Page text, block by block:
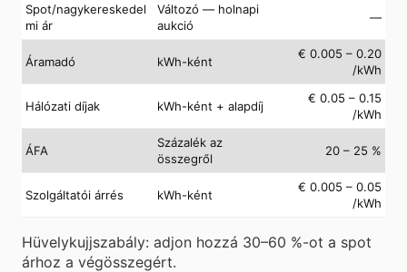
Spot/nagykereskedel
mi ár
Változó — holnapi
aukció
—
Áramadó kWh-ként
€ 0.005 – 0.20
/kWh
Hálózati díjak kWh-ként + alapdíj
€ 0.05 – 0.15
/kWh
ÁFA
Százalék az
összegről
20 – 25 %
Szolgáltatói árrés kWh-ként
€ 0.005 – 0.05
/kWh
Hüvelykujjszabály: adjon hozzá 30–60 %-ot a spot
árhoz a végösszegért.